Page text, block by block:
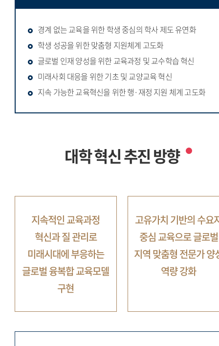
경계 없는 교육을 위한 학생 중심의 학사 제도 유연화
학생 성공을 위한 맞춤형 지원체계 고도화
글로벌 인재 양성을 위한 교육과정 및 교수학습 혁신
미래사회 대응을 위한 기초 및 교양교육 혁신
지속 가능한 교육혁신을 위한 행·재정 지원 체계 고도화
대학 혁신 추진 방향
지속적인 교육과정
혁신과 질 관리로
미래시대에 부응하는
글로벌 융복합 교육모델
구현
고유가치 기반의 수요
중심 교육으로글로벌
지역 맞춤형 전문가 양
역량 강화